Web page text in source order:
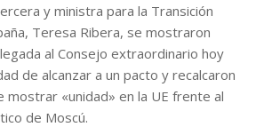
y ministra para la Transición
Teresa Ribera, se mostraron
al Consejo extraordinario hoy
de alcanzar a un pacto y recalcaron
mostrar «unidad» en la UE frente al
de Moscú.